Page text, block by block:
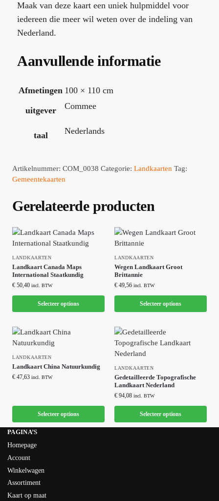
Maak van deze kaart een uniek hulpmiddel voor
iedereen die meer wil weten over de indeling van
Nederland.
Aanvullende informatie
Afmetingen 100 × 110 cm
uitgever Commee
taal Nederlands
Artikelnummer: COM_0038 Categorie: Landkaarten Tag:
Gemeentekaarten
Gerelateerde producten
LANDKAARTEN
Landkaart Canada Maps
International Staatkundig
€ 50,40 incl. BTW
Selecteer options
LANDKAARTEN
Wegen Landkaart Groot
Brittannie
€ 49,56 incl. BTW
Selecteer options
LANDKAARTEN
Landkaart China Natuurkundig
€ 47,63 incl. BTW
Selecteer options
LANDKAARTEN
Gedetailleerde Topografische
Landkaart Nederland
€ 94,08 incl. BTW
Selecteer options
PAGINA’S
Homepage
Account
Winkelwagen
Assortiment
Kaart op maat